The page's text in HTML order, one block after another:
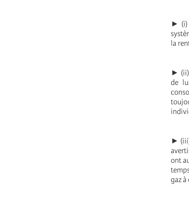
► (i)
la
► (ii)
de
► (iii)
ont
gaz à